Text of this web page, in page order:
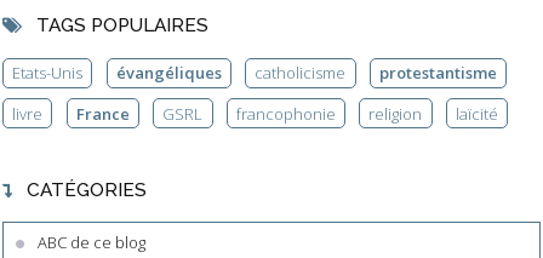
TAGS POPULAIRES
Etats-Unis évangéliques catholicisme
protestantisme
livre
France GSRL francophonie religion laïcité
CATÉGORIES
ABC de ce blog